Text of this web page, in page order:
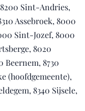
Sint-Andries,
Assebroek, 8000
Sint-Jozef, 8000
8020
Beernem, 8730
(hoofdgemeente),
8340 Sijsele,